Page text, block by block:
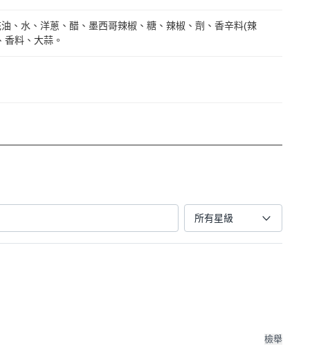
、水、洋蔥、醋、墨西哥辣椒、糖、辣椒、劑、香辛料(辣
香料、大蒜。
所有星級
檢舉